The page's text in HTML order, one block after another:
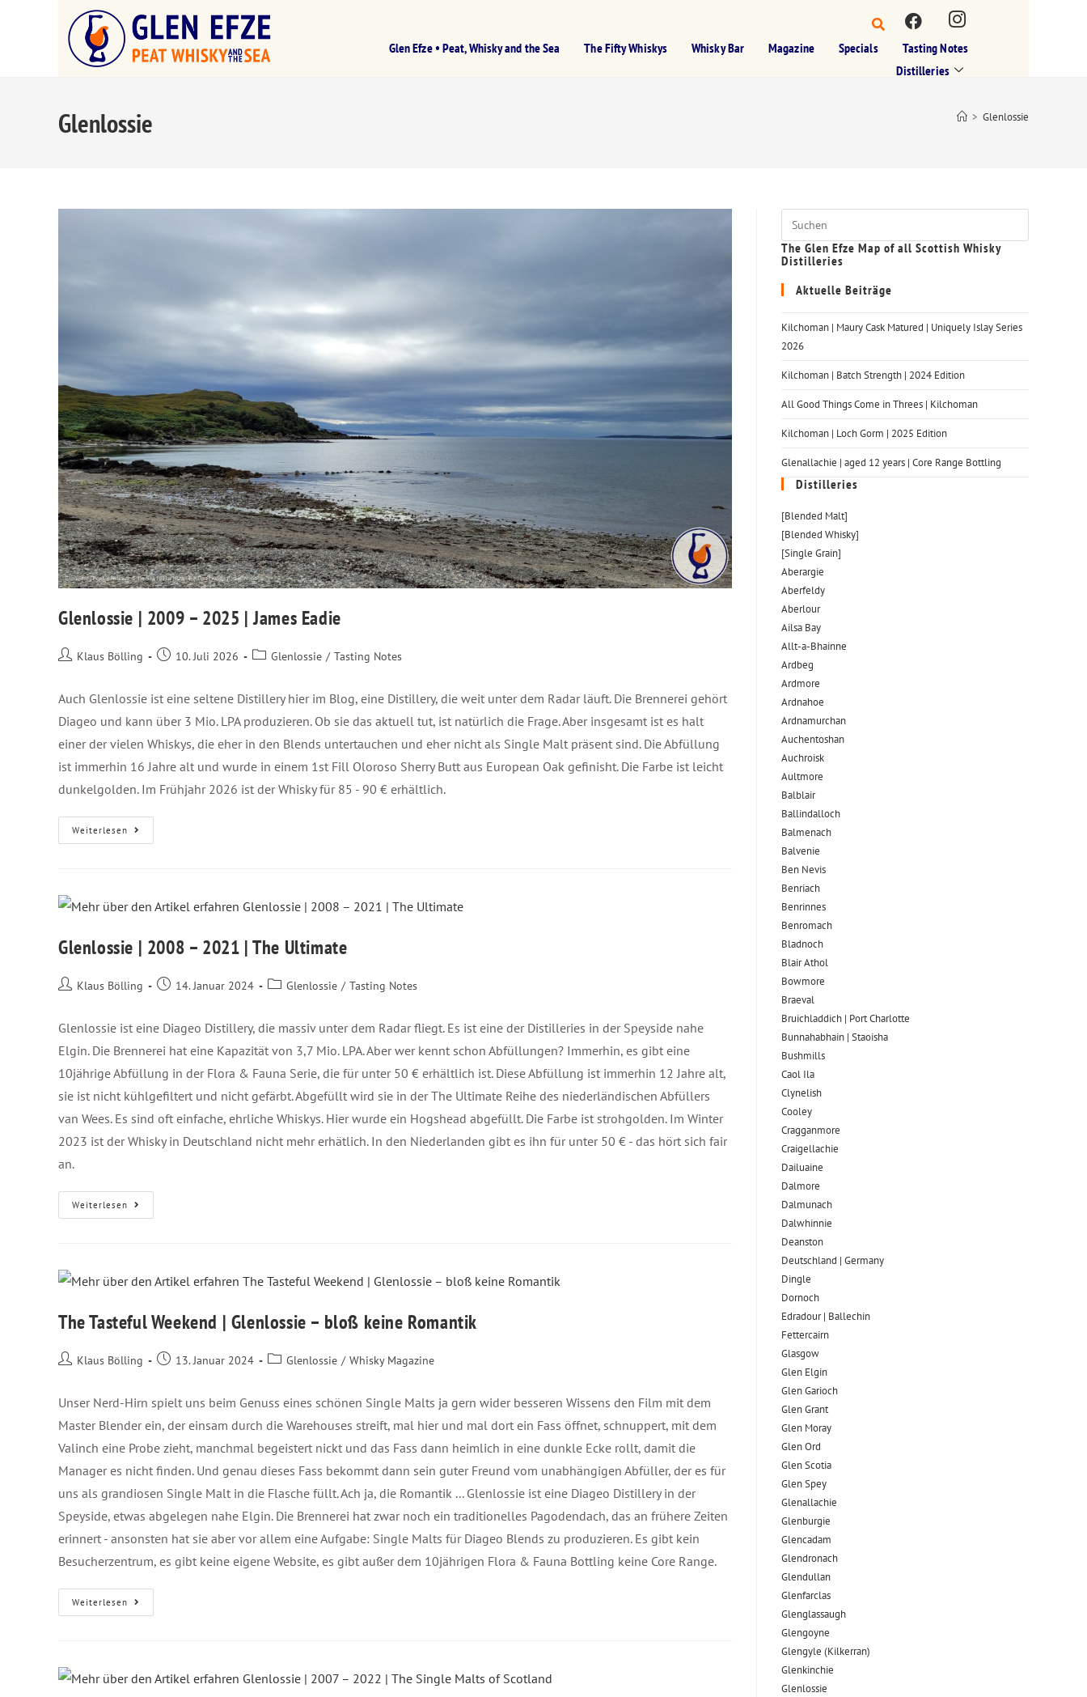
Glen Efze • Peat, Whisky and the Sea The Fifty Whiskys Whisky Bar Magazine Specials
Tasting Notes
Distilleries
Glenlossie > Glenlossie
Glenlossie | 2009 – 2025 | James Eadie
Klaus Bölling 10. Juli 2026 Glenlossie / Tasting Notes
Auch Glenlossie ist eine seltene Distillery hier im Blog, eine Distillery, die weit unter dem Radar läuft. Die Brennerei gehört
Diageo und kann über 3 Mio. LPA produzieren. Ob sie das aktuell tut, ist natürlich die Frage. Aber insgesamt ist es halt
einer der vielen Whiskys, die eher in den Blends untertauchen und eher nicht als Single Malt präsent sind. Die Abfüllung
ist immerhin 16 Jahre alt und wurde in einem 1st Fill Oloroso Sherry Butt aus European Oak gefinisht. Die Farbe ist leicht
dunkelgolden. Im Frühjahr 2026 ist der Whisky für 85 - 90 € erhältlich.
Weiterlesen
Glenlossie | 2008 – 2021 | The Ultimate
Klaus Bölling 14. Januar 2024 Glenlossie / Tasting Notes
Glenlossie ist eine Diageo Distillery, die massiv unter dem Radar fliegt. Es ist eine der Distilleries in der Speyside nahe
Elgin. Die Brennerei hat eine Kapazität von 3,7 Mio. LPA. Aber wer kennt schon Abfüllungen? Immerhin, es gibt eine
10jährige Abfüllung in der Flora & Fauna Serie, die für unter 50 € erhältlich ist. Diese Abfüllung ist immerhin 12 Jahre alt,
sie ist nicht kühlgefiltert und nicht gefärbt. Abgefüllt wird sie in der The Ultimate Reihe des niederländischen Abfüllers
van Wees. Es sind oft einfache, ehrliche Whiskys. Hier wurde ein Hogshead abgefüllt. Die Farbe ist strohgolden. Im Winter
2023 ist der Whisky in Deutschland nicht mehr erhätlich. In den Niederlanden gibt es ihn für unter 50 € - das hört sich fair
an.
Weiterlesen
The Tasteful Weekend | Glenlossie – bloß keine Romantik
Klaus Bölling 13. Januar 2024 Glenlossie / Whisky Magazine
Unser Nerd-Hirn spielt uns beim Genuss eines schönen Single Malts ja gern wider besseren Wissens den Film mit dem
Master Blender ein, der einsam durch die Warehouses streift, mal hier und mal dort ein Fass öffnet, schnuppert, mit dem
Valinch eine Probe zieht, manchmal begeistert nickt und das Fass dann heimlich in eine dunkle Ecke rollt, damit die
Manager es nicht finden. Und genau dieses Fass bekommt dann sein guter Freund vom unabhängigen Abfüller, der es für
uns als grandiosen Single Malt in die Flasche füllt. Ach ja, die Romantik ... Glenlossie ist eine Diageo Distillery in der
Speyside, etwas abgelegen nahe Elgin. Die Brennerei hat zwar noch ein traditionelles Pagodendach, das an frühere Zeiten
erinnert - ansonsten hat sie aber vor allem eine Aufgabe: Single Malts für Diageo Blends zu produzieren. Es gibt kein
Besucherzentrum, es gibt keine eigene Website, es gibt außer dem 10jährigen Flora & Fauna Bottling keine Core Range.
Weiterlesen
The Glen Efze Map of all Scottish Whisky
Distilleries
Aktuelle Beiträge
Kilchoman | Maury Cask Matured | Uniquely Islay Series
2026
Kilchoman | Batch Strength | 2024 Edition
All Good Things Come in Threes | Kilchoman
Kilchoman | Loch Gorm​ | 2025 Edition
Glenallachie | aged 12 years | Core Range Bottling
Distilleries
[Blended Malt]
[Blended Whisky]
[Single Grain]
Aberargie
Aberfeldy
Aberlour
Ailsa Bay
Allt-a-Bhainne
Ardbeg
Ardmore
Ardnahoe
Ardnamurchan
Auchentoshan
Auchroisk
Aultmore
Balblair
Ballindalloch
Balmenach
Balvenie
Ben Nevis
Benriach
Benrinnes
Benromach
Bladnoch
Blair Athol
Bowmore
Braeval
Bruichladdich | Port Charlotte
Bunnahabhain | Staoisha
Bushmills
Caol Ila
Clynelish
Cooley
Cragganmore
Craigellachie
Dailuaine
Dalmore​
Dalmunach
Dalwhinnie
Deanston
Deutschland | Germany
Dingle
Dornoch
Edradour | Ballechin
Fettercairn
Glasgow
Glen Elgin
Glen Garioch
Glen Grant
Glen Moray
Glen Ord
Glen Scotia
Glen Spey
Glenallachie
Glenburgie
Glencadam
Glendronach
Glendullan
Glenfarclas
Glenglassaugh
Glengoyne
Glengyle (Kilkerran)
Glenkinchie
Glenlossie